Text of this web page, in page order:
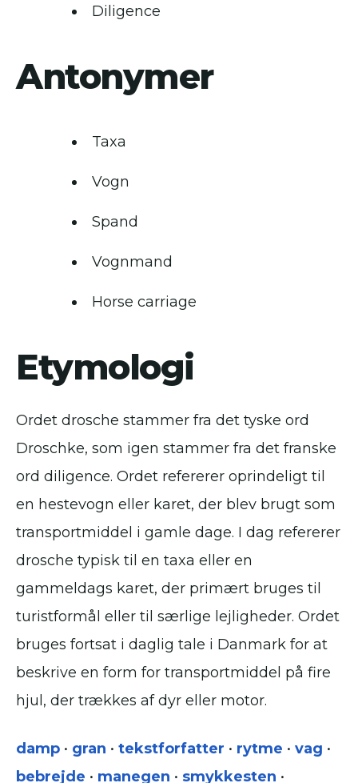
Diligence
Antonymer
Taxa
Vogn
Spand
Vognmand
Horse carriage
Etymologi
Ordet drosche stammer fra det tyske ord
Droschke, som igen stammer fra det franske
ord diligence. Ordet refererer oprindeligt til
en hestevogn eller karet, der blev brugt som
transportmiddel i gamle dage. I dag refererer
drosche typisk til en taxa eller en
gammeldags karet, der primært bruges til
turistformål eller til særlige lejligheder. Ordet
bruges fortsat i daglig tale i Danmark for at
beskrive en form for transportmiddel på fire
hjul, der trækkes af dyr eller motor.
damp • gran • tekstforfatter • rytme • vag •
bebrejde • manegen • smykkesten •